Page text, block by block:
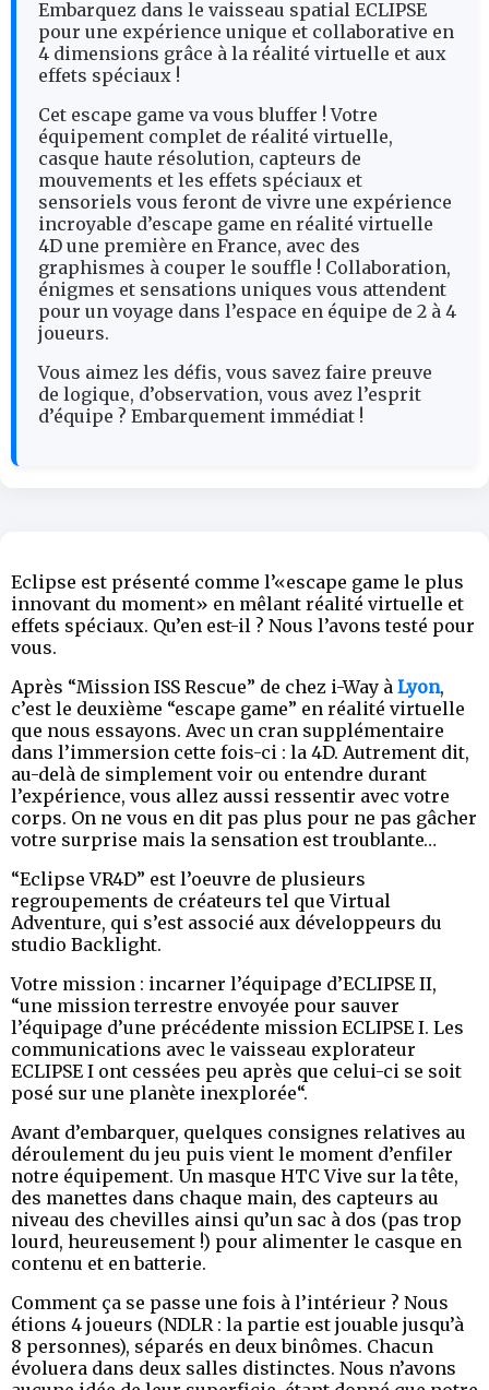
Embarquez dans le vaisseau spatial ECLIPSE
pour une expérience unique et collaborative en
4 dimensions grâce à la réalité virtuelle et aux
effets spéciaux !
Cet escape game va vous bluffer ! Votre
équipement complet de réalité virtuelle,
casque haute résolution, capteurs de
mouvements et les effets spéciaux et
sensoriels vous feront de vivre une expérience
incroyable d’escape game en réalité virtuelle
4D une première en France, avec des
graphismes à couper le souffle ! Collaboration,
énigmes et sensations uniques vous attendent
pour un voyage dans l’espace en équipe de 2 à 4
joueurs.
Vous aimez les défis, vous savez faire preuve
de logique, d’observation, vous avez l’esprit
d’équipe ? Embarquement immédiat !
Eclipse est présenté comme l’«escape game le plus
innovant du moment» en mêlant réalité virtuelle et
effets spéciaux. Qu’en est-il ? Nous l’avons testé pour
vous.
Après “Mission ISS Rescue” de chez i-Way à Lyon,
c’est le deuxième “escape game” en réalité virtuelle
que nous essayons. Avec un cran supplémentaire
dans l’immersion cette fois-ci : la 4D. Autrement dit,
au-delà de simplement voir ou entendre durant
l’expérience, vous allez aussi ressentir avec votre
corps. On ne vous en dit pas plus pour ne pas gâcher
votre surprise mais la sensation est troublante…
“Eclipse VR4D” est l’oeuvre de plusieurs
regroupements de créateurs tel que Virtual
Adventure, qui s’est associé aux développeurs du
studio Backlight.
Votre mission : incarner l’équipage d’ECLIPSE II,
“une mission terrestre envoyée pour sauver
l’équipage d’une précédente mission ECLIPSE I. Les
communications avec le vaisseau explorateur
ECLIPSE I ont cessées peu après que celui-ci se soit
posé sur une planète inexplorée“.
Avant d’embarquer, quelques consignes relatives au
déroulement du jeu puis vient le moment d’enfiler
notre équipement. Un masque HTC Vive sur la tête,
des manettes dans chaque main, des capteurs au
niveau des chevilles ainsi qu’un sac à dos (pas trop
lourd, heureusement !) pour alimenter le casque en
contenu et en batterie.
Comment ça se passe une fois à l’intérieur ? Nous
étions 4 joueurs (NDLR : la partie est jouable jusqu’à
8 personnes), séparés en deux binômes. Chacun
évoluera dans deux salles distinctes. Nous n’avons